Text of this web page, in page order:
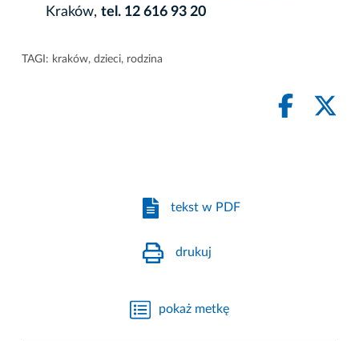
Kraków, tel. 12 616 93 20
TAGI: kraków, dzieci, rodzina
tekst w PDF
drukuj
pokaż metkę